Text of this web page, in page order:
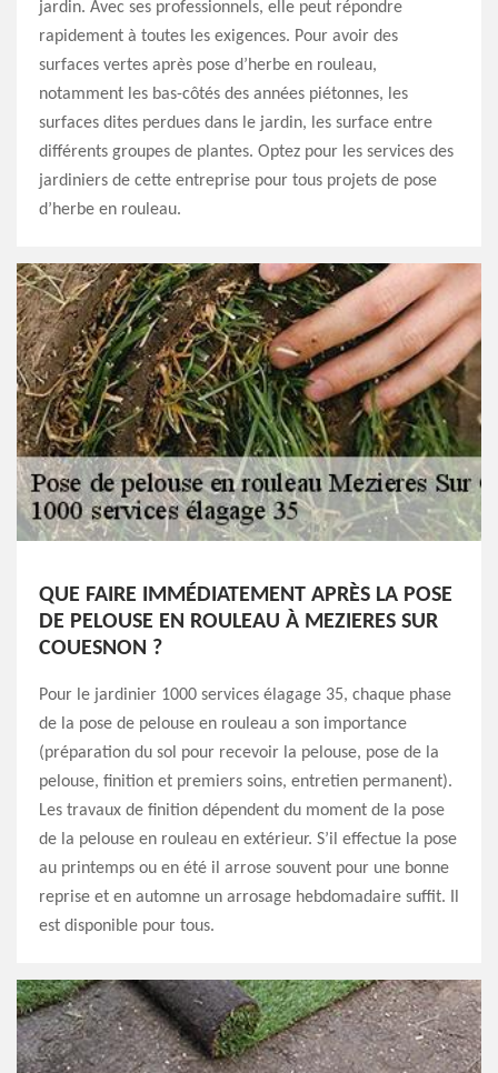
jardin. Avec ses professionnels, elle peut répondre
rapidement à toutes les exigences. Pour avoir des
surfaces vertes après pose d’herbe en rouleau,
notamment les bas-côtés des années piétonnes, les
surfaces dites perdues dans le jardin, les surface entre
différents groupes de plantes. Optez pour les services des
jardiniers de cette entreprise pour tous projets de pose
d’herbe en rouleau.
QUE FAIRE IMMÉDIATEMENT APRÈS LA POSE
DE PELOUSE EN ROULEAU À MEZIERES SUR
COUESNON ?
Pour le jardinier 1000 services élagage 35, chaque phase
de la pose de pelouse en rouleau a son importance
(préparation du sol pour recevoir la pelouse, pose de la
pelouse, finition et premiers soins, entretien permanent).
Les travaux de finition dépendent du moment de la pose
de la pelouse en rouleau en extérieur. S’il effectue la pose
au printemps ou en été il arrose souvent pour une bonne
reprise et en automne un arrosage hebdomadaire suffit. Il
est disponible pour tous.